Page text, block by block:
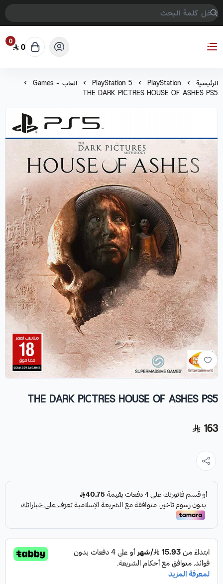
COMPTER GAMES
0 0
الرئيسية PlayStation
PlayStation 5 العاب - Games
THE DARK PICTRES HOUSE OF ASHES PS5
THE DARK PICTRES HOUSE OF ASHES PS5
163